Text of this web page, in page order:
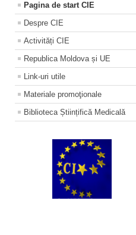
Pagina de start CIE
Despre CIE
Activități CIE
Republica Moldova și UE
Link-uri utile
Materiale promoţionale
Biblioteca Științifică Medicală